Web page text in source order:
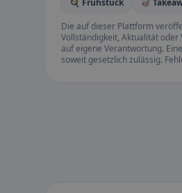
🍳 Frühstück
🥡
Die auf dieser Plattform
Vollständigkeit, Aktualität
auf eigene Verantwortung.
soweit gesetzlich zulässig.